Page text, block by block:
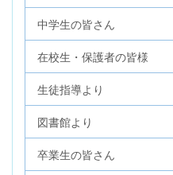
中学生の皆さん
在校生・保護者の皆様
生徒指導より
図書館より
卒業生の皆さん